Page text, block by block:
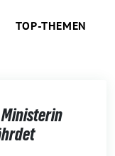
TOP-THEMEN
Ministerin